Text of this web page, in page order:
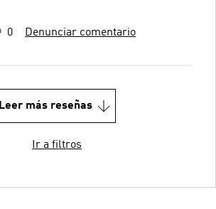
0 Denunciar comentario
Leer más reseñas
Ir a filtros